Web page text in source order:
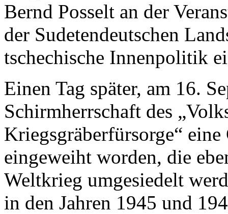
Bernd Posselt an der
der Sudetendeutschen
tschechische Innenpolitik
Einen Tag später, am 16.
Schirmherrschaft des
Kriegsgräberfürsorge“
eingeweiht worden, die
Weltkrieg umgesiedelt
in den Jahren 1945 und